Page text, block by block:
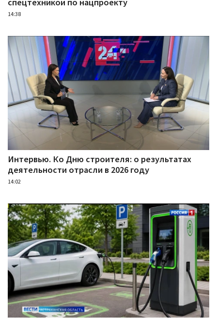
спецтехникой по нацпроекту
14:38
Интервью. Ко Дню строителя: о результатах
деятельности отрасли в 2026 году
14:02